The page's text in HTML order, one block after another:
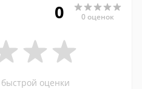
0 0 оценок
оценки